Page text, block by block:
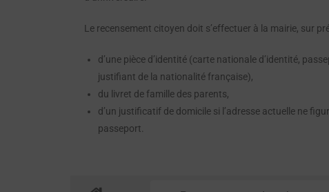
Le recensement citoyen doit s’effectuer à la mairie, sur
d’une pièce d’identité (carte nationale d’identité,
justifiant de la nationalité française),
du livret de famille des parents,
d’un justificatif de domicile si l’adresse actuelle ne
passeport.